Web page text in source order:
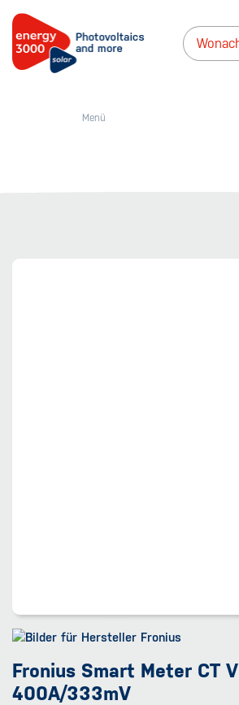
Menü
Fronius Smart Meter CT V
400A/333mV